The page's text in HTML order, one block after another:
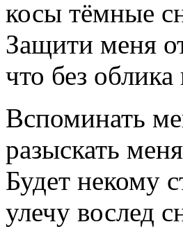
косы тёмные
Защити меня
что без
Вспоминать
разыскать
Будет некому
улечу вослед